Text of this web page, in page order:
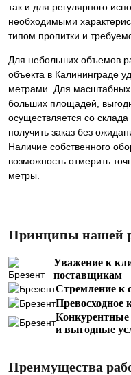
так и для регулярного
необходимыми
типом пропитки и
Для небольших объемов
объекта в Калининграде
метрами. Для масштабных
больших площадей,
осуществляется со
получить заказ без
Наличие собственного
возможность отмерить
метры.
Принципы нашей
Уважение к
поставщикам
Стремление к
Превосходное
и выгодные
Преимущества